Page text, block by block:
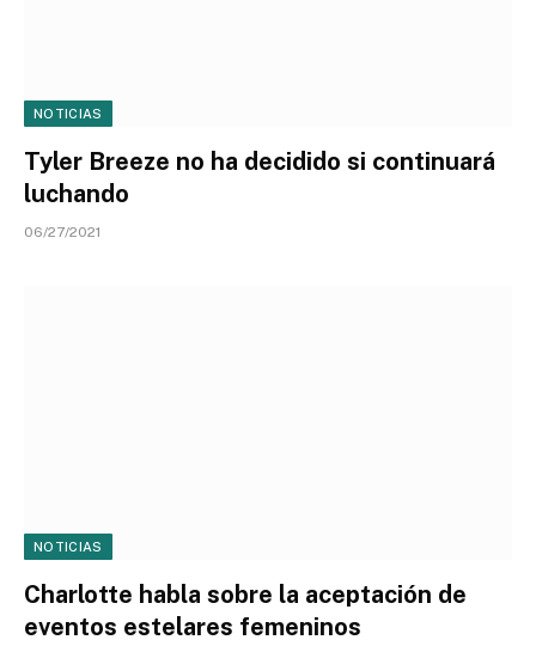
NOTICIAS
Tyler Breeze no ha decidido si continuará
luchando
06/27/2021
NOTICIAS
Charlotte habla sobre la aceptación de
eventos estelares femeninos